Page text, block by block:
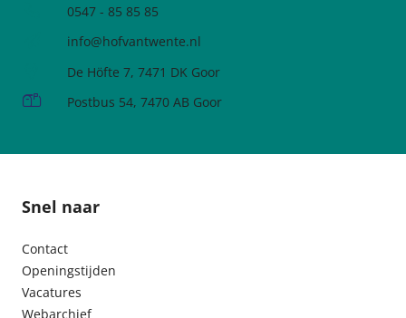
Telefoonnummer
0547 - 85 85 85
e-mailadres:info@hofvantwente.nl
De Höfte 7, 7471 DK Goor
Postadres:Postbus 54, 7470 AB Goor
Snel naar
Contact
Openingstijden
Vacatures
Webarchief